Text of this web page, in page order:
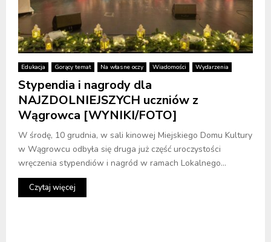
Edukacja Gorący temat Na własne oczy Wiadomości Wydarzenia
Stypendia i nagrody dla
NAJZDOLNIEJSZYCH uczniów z
Wągrowca [WYNIKI/FOTO]
W środę, 10 grudnia, w sali kinowej Miejskiego Domu Kultury
w Wągrowcu odbyła się druga już część uroczystości
wręczenia stypendiów i nagród w ramach Lokalnego...
Czytaj więcej